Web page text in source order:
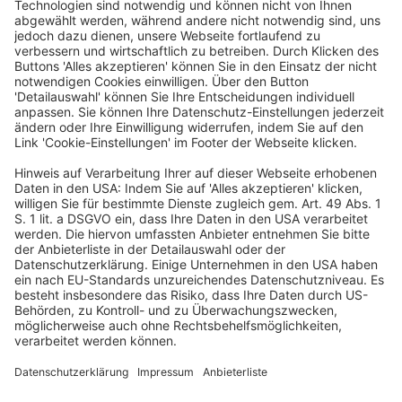
Die Richtlinie (EU) 2015/2436des Europäischen
Parlaments und des Rates vom 16. Dezember 2015 zur
Angleichung der Rechtsvorschriften der
Mitgliedstaaten über die Marken sowie die Art. 34 und 36
AEUV sind dahin auszulegen, dass sie einer nationalen
Regelung nicht entgegenstehen, die zum einen
vorsieht, dass das ausschließliche Recht aus einer
Unternehmensbezeichnung seinem Inhaber ermöglicht,
einem Dritten die Benutzung eines identischen oder
ähnlichen Zeichens als Handels- oder Domainnamen für
Waren oder Dienstleistungen zu verbieten, die mit
denjenigen Waren oder Dienstleistungen identisch oder
ihnen ähnlich sind, die unter Tätigkeiten fallen, für die
seine Unternehmensbezeichnung eingetragen ist, und
zum anderen, dass die Nichtbenutzung der
Unternehmensbezeichnung unter bestimmten
Voraussetzungen zum Verfall des ausschließlichen
Rechts führen kann und dass der Inhaber der
Unternehmensbezeichnung verpflichtet ist, die Art der
Tätigkeiten, die zu seinem Unternehmensgegenstand
gehören, so genau zu beschreiben und einzugrenzen,